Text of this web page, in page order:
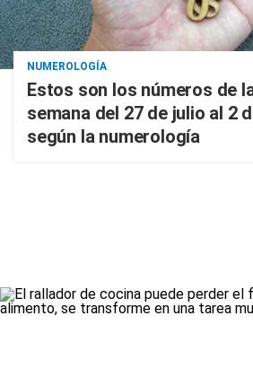
NUMEROLOGÍA
Estos son los números de
semana del 27 de julio al 2
según la numerología